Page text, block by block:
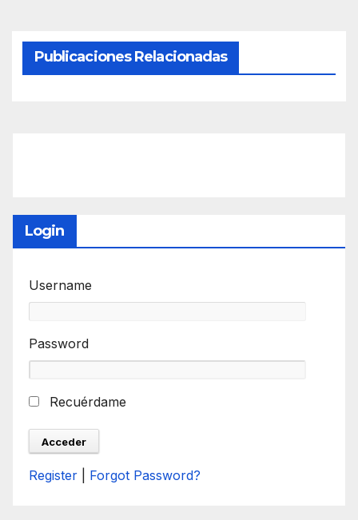
Publicaciones Relacionadas
Login
Username
Password
Recuérdame
Register Forgot Password?